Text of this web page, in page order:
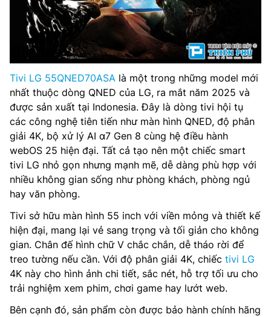
Tivi LG 55QNED70ASA là một trong những model mới
nhất thuộc dòng QNED của LG, ra mắt năm 2025 và
được sản xuất tại Indonesia. Đây là dòng tivi hội tụ
các công nghệ tiên tiến như màn hình QNED, độ phân
giải 4K, bộ xử lý AI α7 Gen 8 cùng hệ điều hành
webOS 25 hiện đại. Tất cả tạo nên một chiếc smart
tivi LG nhỏ gọn nhưng mạnh mẽ, dễ dàng phù hợp với
nhiều không gian sống như phòng khách, phòng ngủ
hay văn phòng.
Tivi sở hữu màn hình 55 inch với viền mỏng và thiết kế
hiện đại, mang lại vẻ sang trọng và tối giản cho không
gian. Chân đế hình chữ V chắc chắn, dễ tháo rời để
treo tường nếu cần. Với độ phân giải 4K, chiếc tivi LG
4K này cho hình ảnh chi tiết, sắc nét, hỗ trợ tối ưu cho
trải nghiệm xem phim, chơi game hay lướt web.
Bên cạnh đó, sản phẩm còn được bảo hành chính hãng